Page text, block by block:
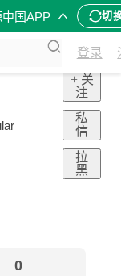
国APP 切
登录
+ 关
注
私
信
拉
黑
0